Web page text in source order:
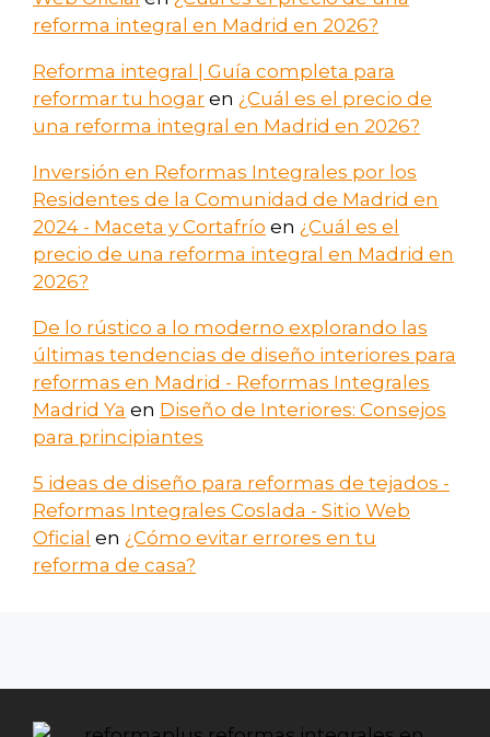
reforma integral en Madrid en 2026?
Reforma integral | Guía completa para
reformar tu hogar en ¿Cuál es el precio de
una reforma integral en Madrid en 2026?
Inversión en Reformas Integrales por los
Residentes de la Comunidad de Madrid en
2024 - Maceta y Cortafrío en ¿Cuál es el
precio de una reforma integral en Madrid en
2026?
De lo rústico a lo moderno explorando las
últimas tendencias de diseño interiores para
reformas en Madrid - Reformas Integrales
Madrid Ya en Diseño de Interiores: Consejos
para principiantes
5 ideas de diseño para reformas de tejados -
Reformas Integrales Coslada - Sitio Web
Oficial en ¿Cómo evitar errores en tu
reforma de casa?